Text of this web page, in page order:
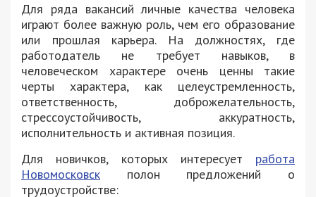
Для ряда вакансий личные качества человека
играют более важную роль, чем его образование
или прошлая карьера. На должностях, где
работодатель не требует навыков, в
человеческом характере очень ценны такие
черты характера, как целеустремленность,
ответственность, доброжелательность,
стрессоустойчивость, аккуратность,
исполнительность и активная позиция.
Для новичков, которых интересует работа
Новомосковск полон предложений о
трудоустройстве: